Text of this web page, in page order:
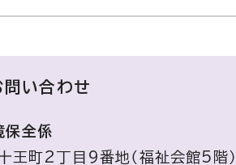
問い合わせ
保全係
町2丁目9番地（福祉会館5階）